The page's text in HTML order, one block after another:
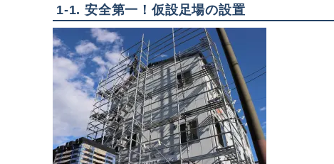
1-1. 安全第一！仮設足場の設置